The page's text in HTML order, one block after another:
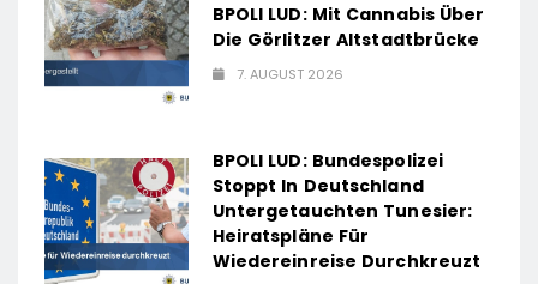
BPOLI LUD: Mit Cannabis Über
Die Görlitzer Altstadtbrücke
7. AUGUST 2026
BPOLI LUD: Bundespolizei
Stoppt In Deutschland
Untergetauchten Tunesier:
Heiratspläne Für
Wiedereinreise Durchkreuzt